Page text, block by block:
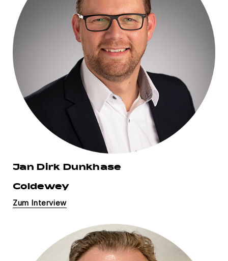
Jan Dirk Dunkhase
Coldewey
Zum Interview